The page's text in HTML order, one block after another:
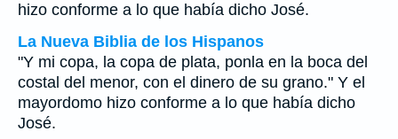
hizo conforme a lo que había dicho José.
La Nueva Biblia de los Hispanos
"Y mi copa, la copa de plata, ponla en la boca del
costal del menor, con el dinero de su grano." Y el
mayordomo hizo conforme a lo que había dicho
José.